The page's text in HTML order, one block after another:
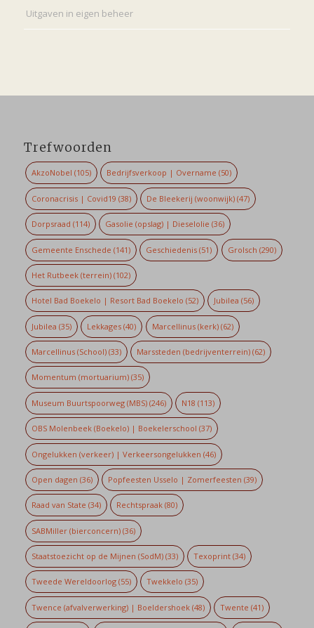
Uitgaven in eigen beheer
Trefwoorden
AkzoNobel (105) Bedrijfsverkoop | Overname (50)
Coronacrisis | Covid19 (38) De Bleekerij (woonwijk) (47)
Dorpsraad (114) Gasolie (opslag) | Dieselolie (36)
Gemeente Enschede (141) Geschiedenis (51) Grolsch (290)
Het Rutbeek (terrein)(102)
Hotel Bad Boekelo | Resort Bad Boekelo (52) Jubilea (56)
Jubilea (35) Lekkages (40) Marcellinus (kerk)(62)
Marcellinus (School)(33) Marssteden (bedrijventerrein) (62)
Momentum (mortuarium)(35)
Museum Buurtspoorweg (MBS)(246) N18 (113)
OBS Molenbeek (Boekelo) | Boekelerschool (37)
Ongelukken (verkeer) | Verkeersongelukken (46)
Open dagen (36) Popfeesten Usselo | Zomerfeesten (39)
Raad van State (34) Rechtspraak (80)
SABMiller (bierconcern)(36)
Staatstoezicht op de Mijnen (SodM)(33) Texoprint (34)
Tweede Wereldoorlog(55) Twekkelo (35)
Twence (afvalverwerking) | Boeldershoek(48) Twente (41)